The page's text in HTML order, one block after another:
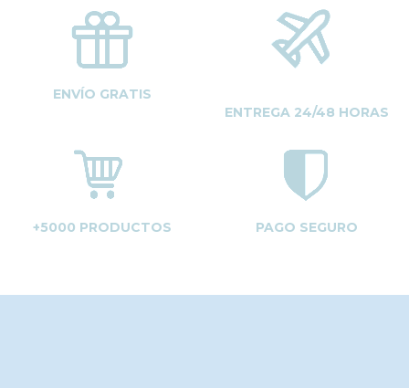
ENVÍO GRATIS
ENTREGA 24/48 HORAS
+5000 PRODUCTOS PAGO SEGURO